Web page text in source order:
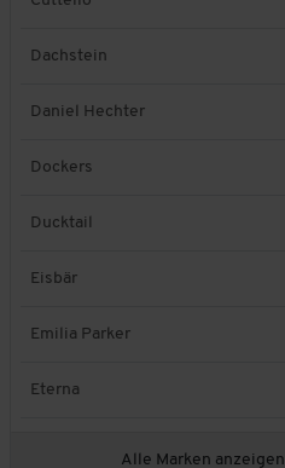
Dachstein
Daniel Hechter
Dockers
Ducktail
Eisbär
Emilia Parker
Eterna
Alle Marken anzeigen